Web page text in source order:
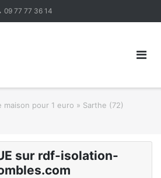
09 77 77 36 14
maison pour 1 euro » Sarthe (72)
sur rdf-isolation-